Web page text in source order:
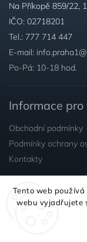
Tento web
webu vyjadřujete
Na Příkopě 859/22,
IČO: 02718201
Tel.: 777 714 447
E-mail:
Po-Pá: 10-18 hod.
Informace pro
Obchodní podmínky
Podmínky ochrany
Kontakty
Sledujte nás